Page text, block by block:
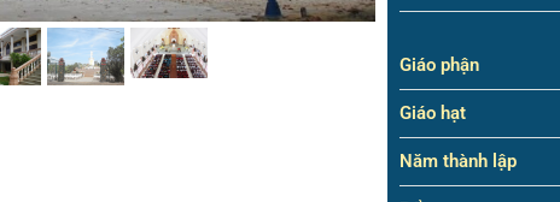
Giáo phận
Giáo hạt
Năm thành lập